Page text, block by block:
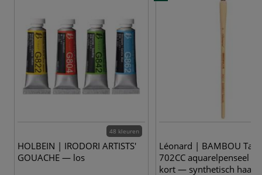
48 kleuren
HOLBEIN | IRODORI ARTISTS'
GOUACHE — los
Léonard | BAMBOU
702CC aquarelpenseel ○
kort — synthetisch haar